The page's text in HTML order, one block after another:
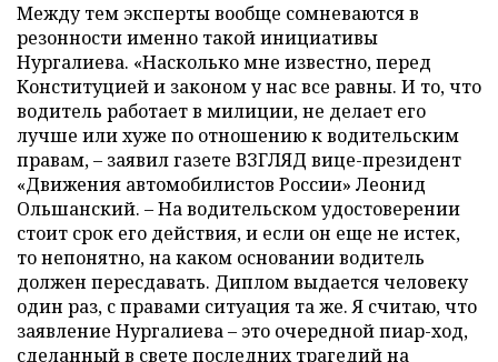
Между тем эксперты вообще сомневаются в
резонности именно такой инициативы
Нургалиева. «Насколько мне известно, перед
Конституцией и законом у нас все равны. И то, что
водитель работает в милиции, не делает его
лучше или хуже по отношению к водительским
правам, – заявил газете ВЗГЛЯД вице-президент
«Движения автомобилистов России» Леонид
Ольшанский. – На водительском удостоверении
стоит срок его действия, и если он еще не истек,
то непонятно, на каком основании водитель
должен пересдавать. Диплом выдается человеку
один раз, с правами ситуация та же. Я считаю, что
заявление Нургалиева – это очередной пиар-ход,
сделанный в свете последних трагедий на